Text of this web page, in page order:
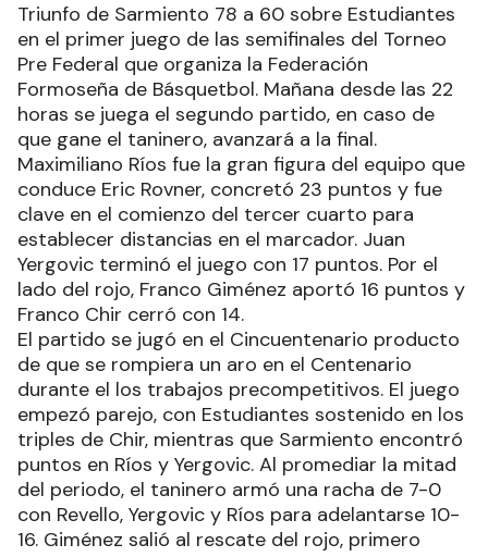
Triunfo de Sarmiento 78 a 60 sobre Estudiantes
en el primer juego de las semifinales del Torneo
Pre Federal que organiza la Federación
Formoseña de Básquetbol. Mañana desde las 22
horas se juega el segundo partido, en caso de
que gane el taninero, avanzará a la final.
Maximiliano Ríos fue la gran figura del equipo que
conduce Eric Rovner, concretó 23 puntos y fue
clave en el comienzo del tercer cuarto para
establecer distancias en el marcador. Juan
Yergovic terminó el juego con 17 puntos. Por el
lado del rojo, Franco Giménez aportó 16 puntos y
Franco Chir cerró con 14.
El partido se jugó en el Cincuentenario producto
de que se rompiera un aro en el Centenario
durante el los trabajos precompetitivos. El juego
empezó parejo, con Estudiantes sostenido en los
triples de Chir, mientras que Sarmiento encontró
puntos en Ríos y Yergovic. Al promediar la mitad
del periodo, el taninero armó una racha de 7-0
con Revello, Yergovic y Ríos para adelantarse 10-
16. Giménez salió al rescate del rojo, primero